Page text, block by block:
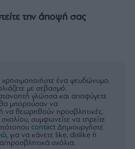
την άποψή σας
χρησιμοποιήστε ένα ψευδώνυμο.
με σεβασμό.
γλώσσα και αποφύγετε
μπορούσαν να
να θεωρηθούν προσβλητικές.
συμφωνείτε να τηρείτε
contactΔημιουργήστε
, για να κάνετε like, dislike ή
προσβλητικά σχόλια.